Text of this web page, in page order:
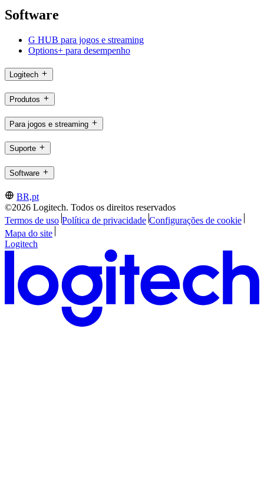
Software
G HUB para jogos e streaming
Options+ para desempenho
Logitech
Produtos
Para jogos e streaming
Suporte
Software
BR,pt
©2026 Logitech. Todos os direitos reservados
Termos de uso Política de privacidade Configurações de cookie
Mapa do site
Logitech